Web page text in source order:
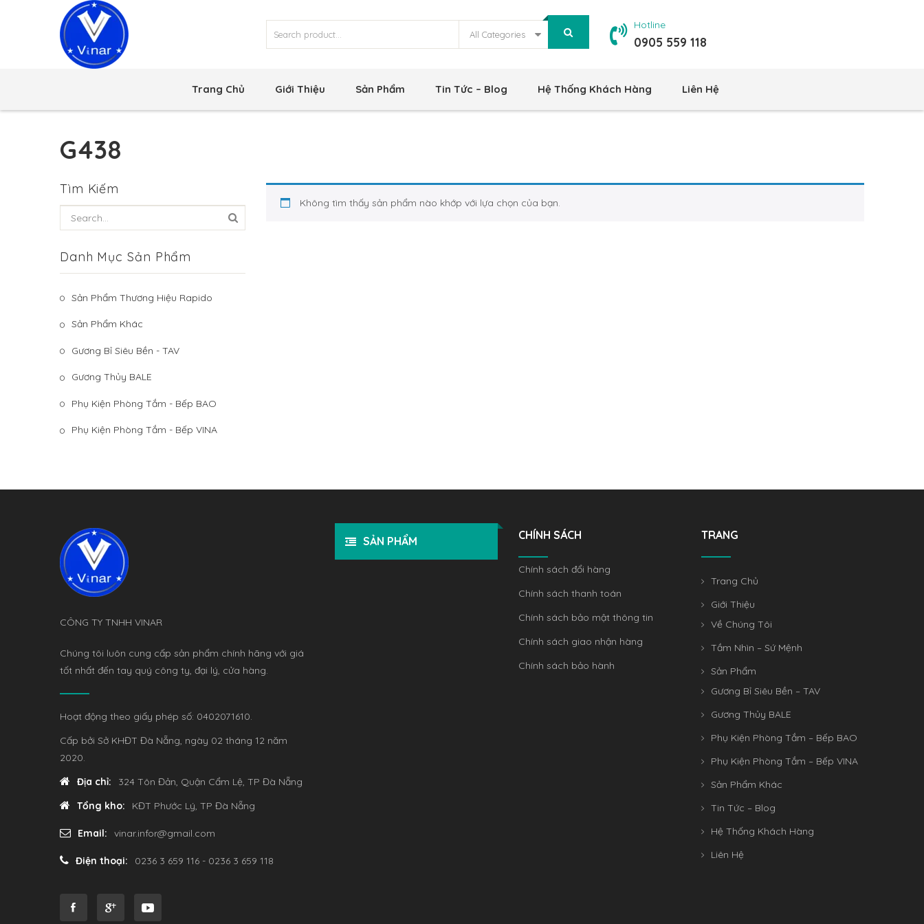
All Categories
Hotline
0905 559 118
Trang Chủ Giới Thiệu Sản Phẩm Tin Tức – Blog Hệ Thống Khách Hàng Liên Hệ
G438
Tìm Kiếm
Danh Mục Sản Phẩm
Sản Phẩm Thương Hiệu Rapido
Sản Phẩm Khác
Gương Bỉ Siêu Bền - TAV
Gương Thủy BALE
Phụ Kiện Phòng Tắm - Bếp BAO
Phụ Kiện Phòng Tắm - Bếp VINA
Không tìm thấy sản phẩm nào khớp với lựa chọn của bạn.
CÔNG TY TNHH VINAR
Chúng tôi luôn cung cấp sản phẩm chính hãng với giá
tốt nhất đến tay quý công ty, đại lý, cửa hàng.
Hoạt động theo giấy phép số: 0402071610.
Cấp bởi Sở KHĐT Đà Nẵng, ngày 02 tháng 12 năm
2020.
Địa chỉ:
324 Tôn Đản, Quận Cẩm Lệ, TP Đà Nẵng
Tổng kho:
KĐT Phước Lý, TP Đà Nẵng
Email: vinar.infor@gmail.com
Điện thoại: 0236 3 659 116 - 0236 3 659 118
SẢN PHẨM CHÍNH SÁCH
Chính sách đổi hàng
Chính sách thanh toán
Chính sách bảo mật thông tin
Chính sách giao nhận hàng
Chính sách bảo hành
TRANG
Trang Chủ
Giới Thiệu
Về Chúng Tôi
Tầm Nhìn – Sứ Mệnh
Sản Phẩm
Gương Bỉ Siêu Bền – TAV
Gương Thủy BALE
Phụ Kiện Phòng Tắm – Bếp BAO
Phụ Kiện Phòng Tắm – Bếp VINA
Sản Phẩm Khác
Tin Tức – Blog
Hệ Thống Khách Hàng
Liên Hệ